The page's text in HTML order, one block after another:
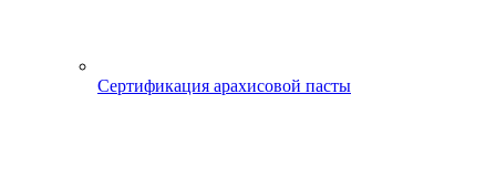
Сертификация арахисовой пасты